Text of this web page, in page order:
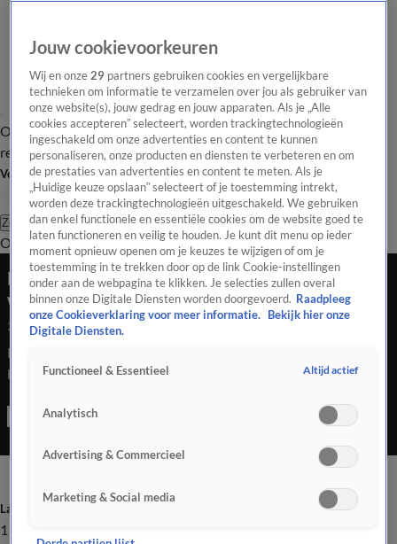
Overzicht Laatste nieuws Regionieuws Het beste van Hart
Tip de
redactie
Volg Hart van Nederland
Zoeken
OverzichtRegioUitzendingenWeerTip de redactiePanelVideo's
Mogelijk explosief gevonden in de buurt van
woning overleden loodgieter
21 aug 2024, 22:00
Er is woensdagavond een mogelijk explosief gevonden bij het
huis waar de Vlaardingse loodgieter Ron van Uffelen heeft
Laatste nieuws
112
Jouw cookievoorkeuren
Wij en onze29 partners gebruiken cookies en vergelijkbare
technieken om informatie te verzamelen over jou als gebruiker van
onze website(s), jouw gedrag en jouw apparaten. Als je „Alle
cookies accepteren” selecteert, worden trackingtechnologieën
ingeschakeld om onze advertenties en content te kunnen
personaliseren, onze producten en diensten te verbeteren en om
de prestaties van advertenties en content te meten. Als je
„Huidige keuze opslaan” selecteert of je toestemming intrekt,
worden deze trackingtechnologieën uitgeschakeld. We gebruiken
dan enkel functionele en essentiële cookies om de website goed te
laten functioneren en veilig te houden. Je kunt dit menu op ieder
moment opnieuw openen om je keuzes te wijzigen of om je
toestemming in te trekken door op de link Cookie-instellingen
onder aan de webpagina te klikken. Je selecties zullen overal
binnen onze Digitale Diensten worden doorgevoerd. Raadpleeg
onze Cookieverklaring voor meer informatie.
Bekijk hier onze
Digitale Diensten.
Functioneel & Essentieel Altijd actief
Analytisch
Advertising & Commercieel
Marketing & Social media